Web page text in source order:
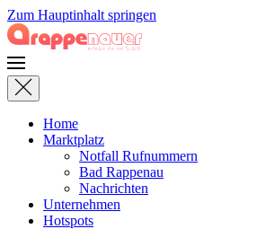
Zum Hauptinhalt springen
Home
Marktplatz
Notfall Rufnummern
Bad Rappenau
Nachrichten
Unternehmen
Hotspots